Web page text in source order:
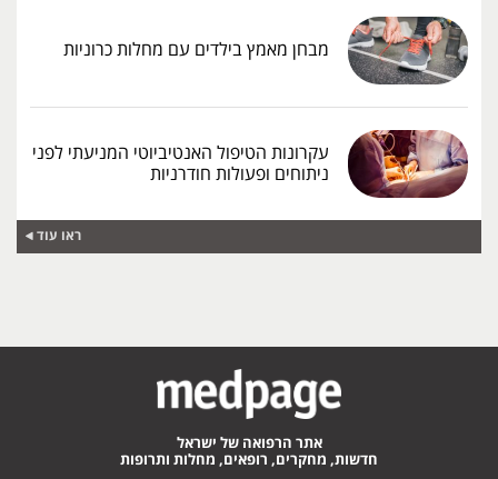
מבחן מאמץ בילדים עם מחלות כרוניות
עקרונות הטיפול האנטיביוטי המניעתי לפני
ניתוחים ופעולות חודרניות
ראו עוד
אתר הרפואה של ישראל
חדשות, מחקרים, רופאים, מחלות ותרופות